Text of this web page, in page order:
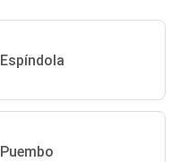
Espíndola
Puembo